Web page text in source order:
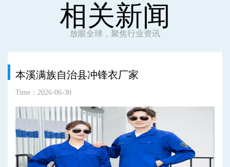
相关新闻
放眼全球，聚焦行业资讯
本溪满族自治县冲锋衣厂家
Time：2026-06-30